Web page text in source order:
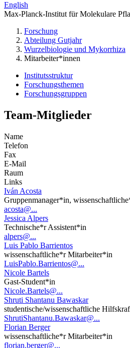
English
Max-Planck-Institut für Molekulare
Forschung
Abteilung Gutjahr
Wurzelbiologie und Mykorrhiza
Mitarbeiter*innen
Institutsstruktur
Forschungsthemen
Forschungsgruppen
Team-Mitglieder
Name
Telefon
Fax
E-Mail
Raum
Links
Iván Acosta
Gruppenmanager*in,
acosta@...
Jessica Alpers
Technische*r Assistent*in
alpers@...
Luis Pablo Barrientos
wissenschaftliche*r Mitarbeiter*in
LuisPablo.Barrientos@...
Nicole Bartels
Gast-Student*in
Nicole.Bartels@...
Shruti Shantanu Bawaskar
studentische/wissenschaftliche
ShrutiShantanu.Bawaskar@...
Florian Berger
wissenschaftliche*r Mitarbeiter*in
florian.berger@...